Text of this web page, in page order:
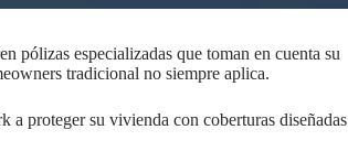
pólizas especializadas que toman en cuenta su
tradicional no siempre aplica.
proteger su vivienda con coberturas diseñadas